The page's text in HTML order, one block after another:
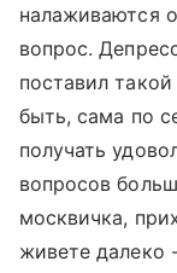
налаживаются
вопрос.
поставил
быть, сама по
получать
вопросов
москвичка,
живете далеко